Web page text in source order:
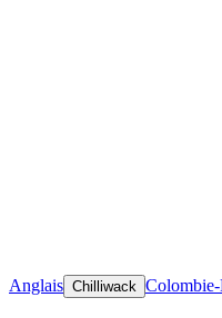
Anglais Chilliwack